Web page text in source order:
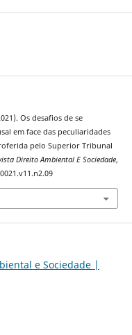
Os desafios de se
em face das peculiaridades
pelo Superior Tribunal
Direito Ambiental E Sociedade,
e Sociedade |